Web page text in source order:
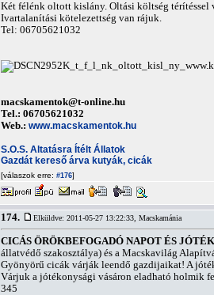
Két félénk oltott kislány. Oltási költség térítéssel
Ivartalanítási kötelezettség van rájuk.
Tel: 06705621032
macskamentok@t-online.hu
Tel.: 06705621032
Web.: www.macskamentok.hu
S.O.S. Altatásra Ítélt Állatok
Gazdát kereső árva kutyák, cicák
[válaszok erre: #176]
174. Elküldve: 2011-05-27 13:22:33, Macskamánia
CICÁS ÖRÖKBEFOGADÓ NAPOT ÉS
állatvédő szakosztálya) és a Macskavilág
Gyönyörű cicák várják leendő gazdijaikat! A
Várjuk a jótékonysági vásáron eladható holmik
345